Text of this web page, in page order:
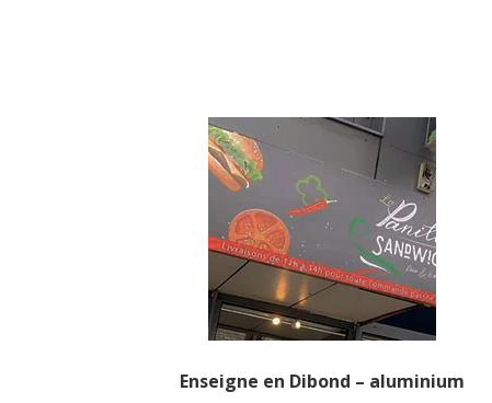
Enseigne en Dibond – aluminium